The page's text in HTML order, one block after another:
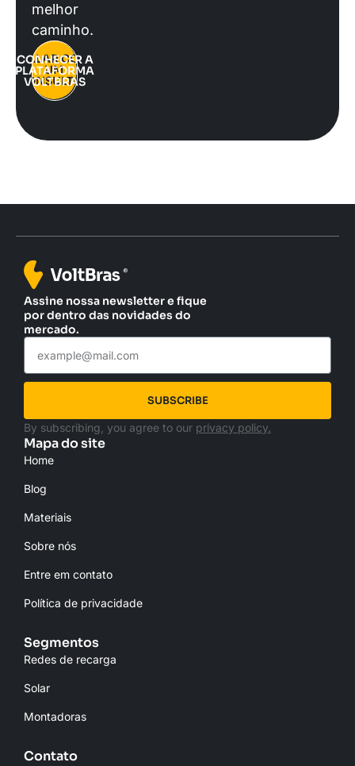
melhor
caminho.
FALAR COM
UM
CONSULTOR
CONHECER A
PLATAFORMA
VOLTBRAS
Assine nossa newsletter e fique
por dentro das novidades do
mercado.
SUBSCRIBE
By subscribing, you agree to our privacy policy.
Mapa do site
Home
Blog
Materiais
Sobre nós
Entre em contato
Política de privacidade
Segmentos
Redes de recarga
Solar
Montadoras
Contato